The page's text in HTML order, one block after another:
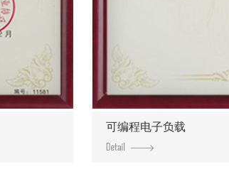
可编程电子负载